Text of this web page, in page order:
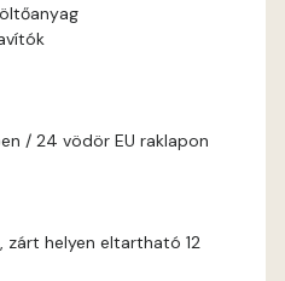
Date-brown C
Egyptian orange D
/ 24 vödör EU raklapon
zárt helyen eltartható 12